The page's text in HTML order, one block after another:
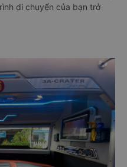
di chuyển của bạn trở